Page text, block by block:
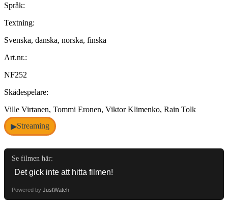
Språk:
Textning:
Svenska, danska, norska, finska
Art.nr.:
NF252
Skådespelare:
Ville Virtanen, Tommi Eronen, Viktor Klimenko, Rain Tolk
▶Streaming
Se filmen här:
Powered by JustWatch